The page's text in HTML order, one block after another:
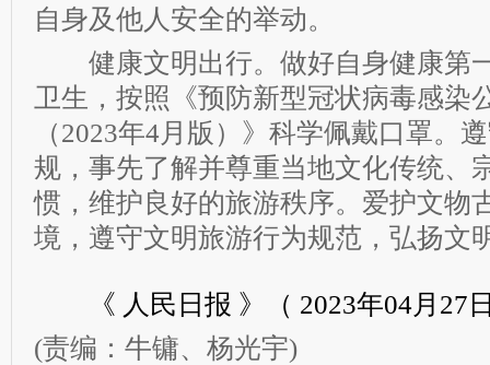
自身及他人安全的举动。
健康文明出行。做好自身健康第
卫生，按照《预防新型冠状病毒感染
（2023年4月版）》科学佩戴口罩。
规，事先了解并尊重当地文化传统、
惯，维护良好的旅游秩序。爱护文物
境，遵守文明旅游行为规范，弘扬文
《 人民日报 》（ 2023年04月27
(责编：牛镛、杨光宇)